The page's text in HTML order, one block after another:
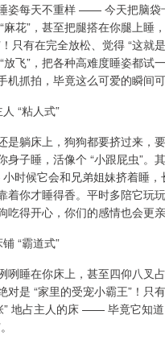
姿每天不重样 —— 今天把脑袋
麻花”，甚至把腿搭在你腿上睡
只有在完全放松、觉得 “这就
放飞”，把各种高难度睡姿都试
机抓拍，毕竟这么可爱的瞬间
“粘人式”
是躺床上，狗狗都要挤过来，
身子睡，活像个 “小跟屁虫”。
时候它会和兄弟姐妹挤着睡，
着你才睡得香。平时多陪它玩
吃得开心，你们的感情也会更
“霸道式”
咧睡在你床上，甚至四仰八叉
对是 “家里的受宠小霸王”！只
” 地占主人的床 —— 毕竟它知